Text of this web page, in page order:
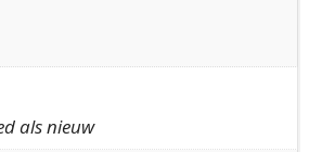
als nieuw